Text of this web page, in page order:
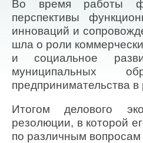
Во время работы
перспективы
инноваций и
шла о роли
и социальное
муниципальных
предпринимательства в
Итогом делового
резолюции, в которой
по различным